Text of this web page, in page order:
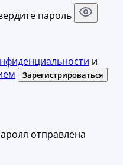
пароль
и
Зарегистрироваться
отправлена